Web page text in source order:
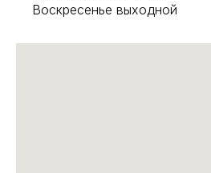
Воскресенье выходной